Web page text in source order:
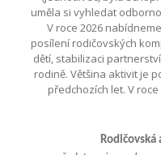
uměla si vyhledat
V roce 2026
posílení rodičovských
dětí, stabilizaci
rodině. Většina aktivit je
předchozích let. V
Rodičovská